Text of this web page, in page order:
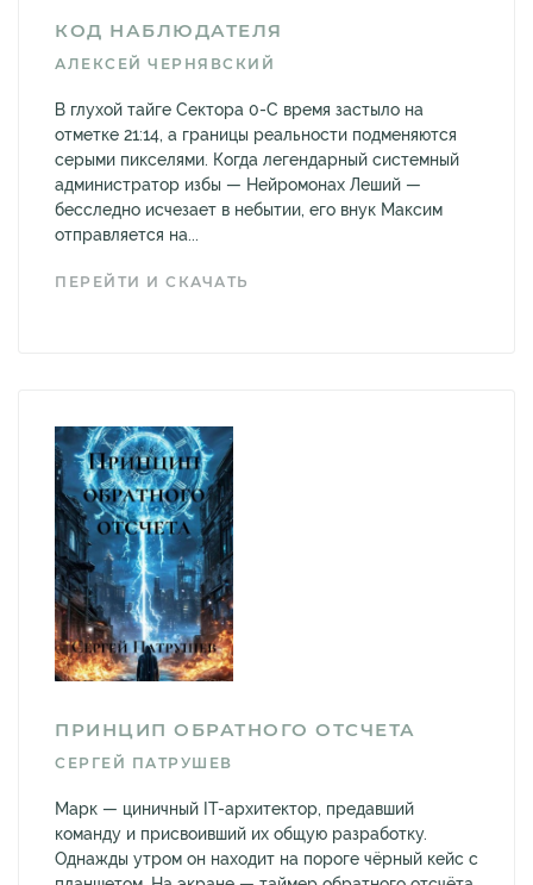
КОД НАБЛЮДАТЕЛЯ
АЛЕКСЕЙ ЧЕРНЯВСКИЙ
В глухой тайге Сектора 0-С время застыло на
отметке 21:14, а границы реальности подменяются
серыми пикселями. Когда легендарный системный
администратор избы — Нейромонах Леший —
бесследно исчезает в небытии, его внук Максим
отправляется на...
ПЕРЕЙТИ И СКАЧАТЬ
ПРИНЦИП ОБРАТНОГО ОТСЧЕТА
СЕРГЕЙ ПАТРУШЕВ
Марк — циничный IT-архитектор, предавший
команду и присвоивший их общую разработку.
Однажды утром он находит на пороге чёрный кейс с